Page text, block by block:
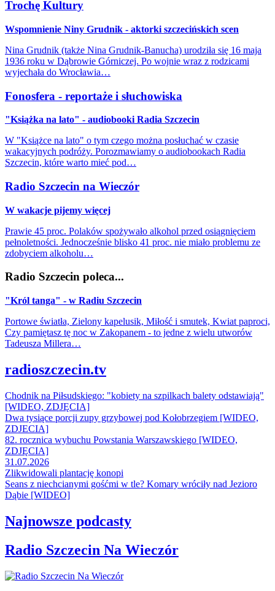
Trochę Kultury
Wspomnienie Niny Grudnik - aktorki szczecińskich scen
Nina Grudnik (także Nina Grudnik-Banucha) urodziła się 16 maja
1936 roku w Dąbrowie Górniczej. Po wojnie wraz z rodzicami
wyjechała do Wrocławia…
Fonosfera - reportaże i słuchowiska
"Książka na lato" - audiobooki Radia Szczecin
W "Książce na lato" o tym czego można posłuchać w czasie
wakacyjnych podróży. Porozmawiamy o audiobookach Radia
Szczecin, które warto mieć pod…
Radio Szczecin na Wieczór
W wakacje pijemy więcej
Prawie 45 proc. Polaków spożywało alkohol przed osiągnięciem
pełnoletności. Jednocześnie blisko 41 proc. nie miało problemu ze
zdobyciem alkoholu…
Radio Szczecin poleca...
"Król tanga" - w Radiu Szczecin
Portowe światła, Zielony kapelusik, Miłość i smutek, Kwiat paproci,
Czy pamiętasz tę noc w Zakopanem - to jedne z wielu utworów
Tadeusza Millera…
radioszczecin.tv
Chodnik na Piłsudskiego: "kobiety na szpilkach balety odstawiają"
[WIDEO, ZDJĘCIA]
Dwa tysiące porcji zupy grzybowej pod Kołobrzegiem [WIDEO,
ZDJECIA]
82. rocznica wybuchu Powstania Warszawskiego [WIDEO,
ZDJĘCIA]
31.07.2026
Zlikwidowali plantację konopi
Seans z niechcianymi gośćmi w tle? Komary wróciły nad Jezioro
Dąbie [WIDEO]
Najnowsze podcasty
Radio Szczecin Na Wieczór